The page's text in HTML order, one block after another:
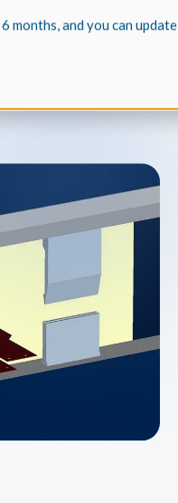
months, and you can